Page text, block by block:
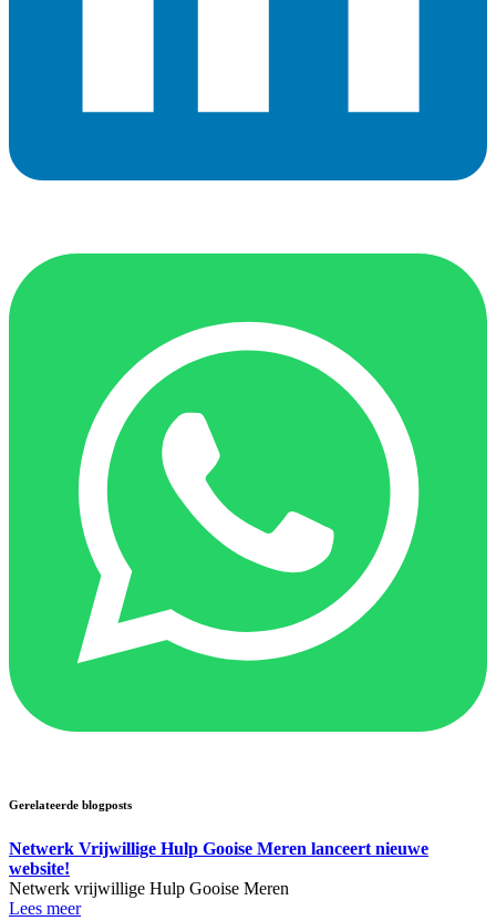
Gerelateerde blogposts
Netwerk Vrijwillige Hulp Gooise Meren lanceert nieuwe
website!
Netwerk vrijwillige Hulp Gooise Meren
Lees meer